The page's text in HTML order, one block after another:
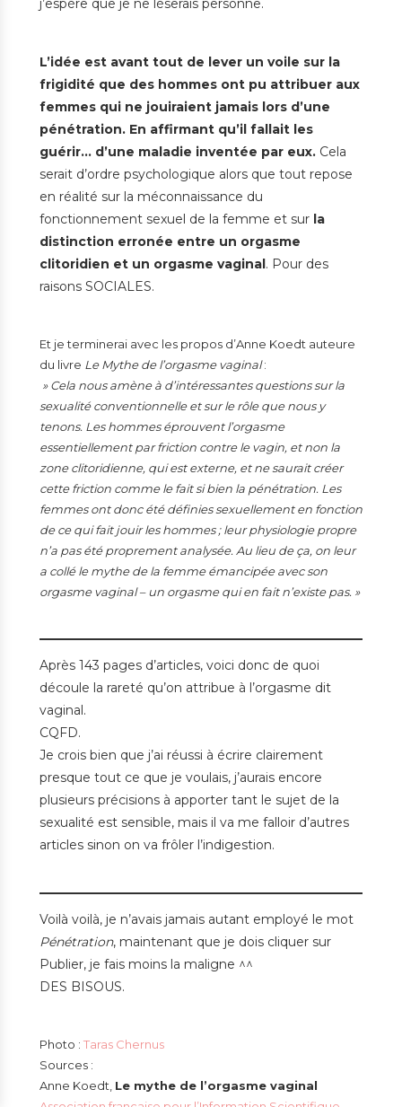
j’espère que je ne lèserais personne.
L’idée est avant tout de lever un voile sur la
frigidité que des hommes ont pu attribuer aux
femmes qui ne jouiraient jamais lors d’une
pénétration. En affirmant qu’il fallait les
guérir… d’une maladie inventée par eux. Cela
serait d’ordre psychologique alors que tout repose
en réalité sur la méconnaissance du
fonctionnement sexuel de la femme et sur la
distinction erronée entre un orgasme
clitoridien et un orgasme vaginal. Pour des
raisons SOCIALES.
Et je terminerai avec les propos d’Anne Koedt auteure
du livre Le Mythe de l’orgasme vaginal:
» Cela nous amène à d’intéressantes questions sur la
sexualité conventionnelle et sur le rôle que nous y
tenons. Les hommes éprouvent l’orgasme
essentiellement par friction contre le vagin, et non la
zone clitoridienne, qui est externe, et ne saurait créer
cette friction comme le fait si bien la pénétration. Les
femmes ont donc été définies sexuellement en fonction
de ce qui fait jouir les hommes ; leur physiologie propre
n’a pas été proprement analysée. Au lieu de ça, on leur
a collé le mythe de la femme émancipée avec son
orgasme vaginal – un orgasme qui en fait n’existe pas. »
Après 143 pages d’articles, voici donc de quoi
découle la rareté qu’on attribue à l’orgasme dit
vaginal.
CQFD.
Je crois bien que j’ai réussi à écrire clairement
presque tout ce que je voulais, j’aurais encore
plusieurs précisions à apporter tant le sujet de la
sexualité est sensible, mais il va me falloir d’autres
articles sinon on va frôler l’indigestion.
Voilà voilà, je n’avais jamais autant employé le mot
Pénétration, maintenant que je dois cliquer sur
Publier, je fais moins la maligne ^^
DES BISOUS.
Photo : Taras Chernus
Sources :
Anne Koedt, Le mythe de l’orgasme vaginal